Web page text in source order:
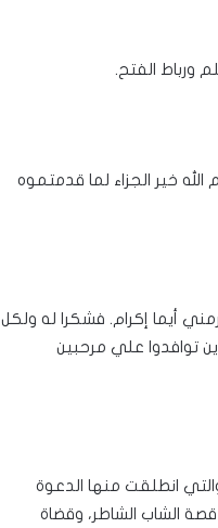
ورباط الفتح.
الله خير الجزاء لما قدمتموه
أيما إكرام. فشكرا له ولكل
توافدوا علي مرحبين
انطلقت منها الدعوة
الشاب الشاطر، وقضاة